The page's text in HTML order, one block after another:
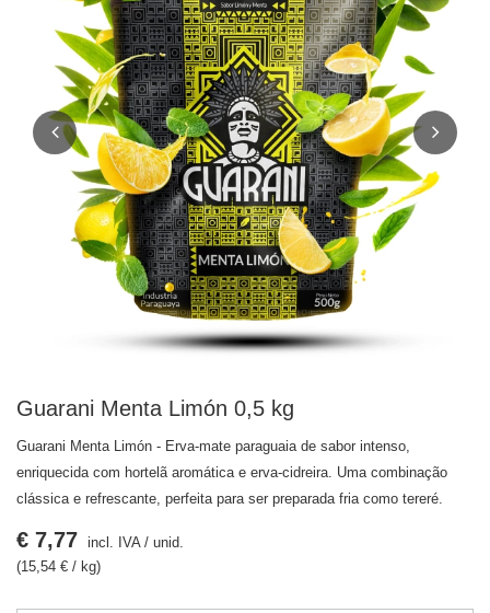
Guarani Menta Limón 0,5 kg
Guarani Menta Limón - Erva-mate paraguaia de sabor intenso,
enriquecida com hortelã aromática e erva-cidreira. Uma combinação
clássica e refrescante, perfeita para ser preparada fria como tereré.
€ 7,77 incl. IVA/ unid.
(15,54 € / kg)